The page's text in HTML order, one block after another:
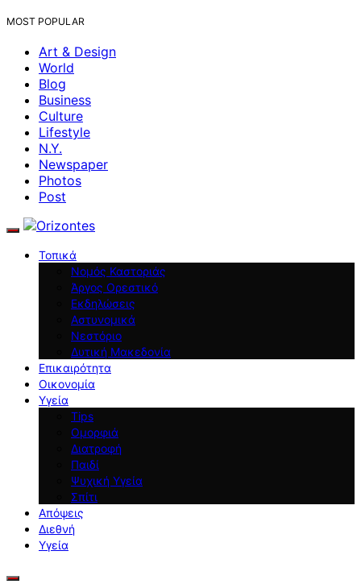
MOST POPULAR
Art & Design
World
Blog
Business
Culture
Lifestyle
N.Y.
Newspaper
Photos
Post
Τοπικά
Νομός Καστοριάς
Άργος Ορεστικό
Εκδηλώσεις
Αστυνομικά
Νεστόριο
Δυτική Μακεδονία
Επικαιρότητα
Οικονομία
Υγεία
Tips
Ομορφιά
Διατροφή
Παιδί
Ψυχική Υγεία
Σπίτι
Απόψεις
Διεθνή
Υγεία